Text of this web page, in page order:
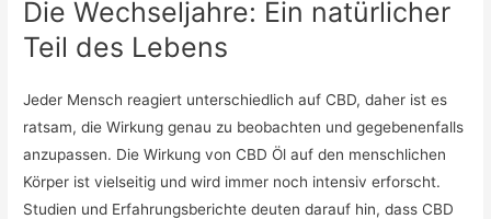
Die Wechseljahre: Ein natürlicher
Teil des Lebens
Jeder Mensch reagiert unterschiedlich auf CBD, daher ist es
ratsam, die Wirkung genau zu beobachten und gegebenenfalls
anzupassen. Die Wirkung von CBD Öl auf den menschlichen
Körper ist vielseitig und wird immer noch intensiv erforscht.
Studien und Erfahrungsberichte deuten darauf hin, dass CBD